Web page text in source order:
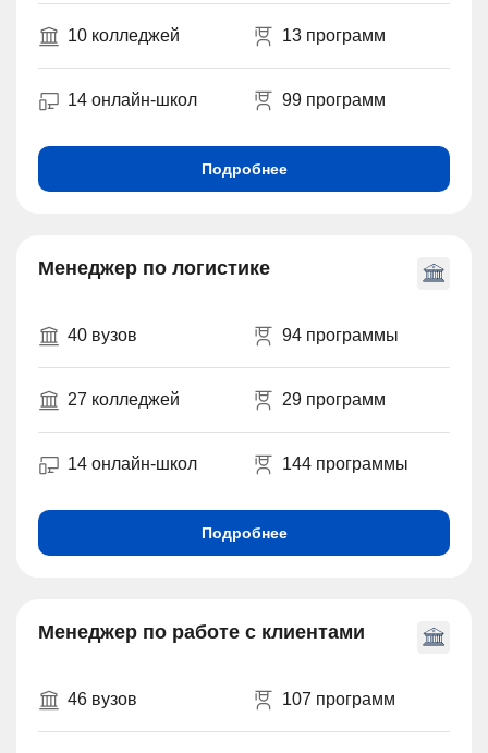
10 колледжей 13 программ
14 онлайн-школ 99 программ
Подробнее
Менеджер по логистике
40 вузов 94 программы
27 колледжей 29 программ
14 онлайн-школ 144 программы
Подробнее
Менеджер по работе с клиентами
46 вузов 107 программ